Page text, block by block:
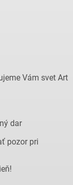
Vám svet Art
dar
pozor pri